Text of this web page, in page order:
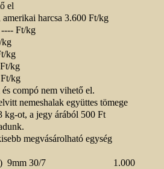
el
amerikai harcsa 3.600 Ft/kg
Ft/kg
kg
kg
kg
kg
compó nem vihető el.
nemeshalak együttes tömege
kg-ot, a jegy árából 500 Ft
megvásárolható egység
9mm 30/7 1.000